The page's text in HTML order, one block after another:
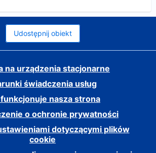
Udostępnij obiekt
na urządzenia stacjonarne
świadczenia usług
nasza strona
o ochronie prywatności
dotyczącymi plików
cookie